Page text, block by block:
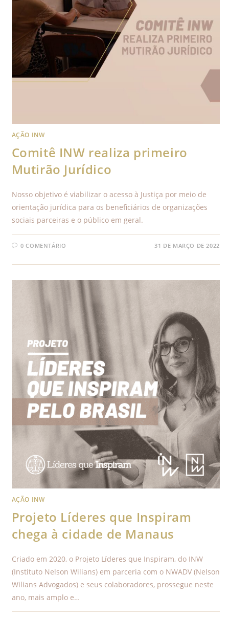
AÇÃO INW
Comitê INW realiza primeiro
Mutirão Jurídico
Nosso objetivo é viabilizar o acesso à Justiça por meio de
orientação jurídica para os beneficiários de organizações
sociais parceiras e o público em geral.
0 COMENTÁRIO 31 DE MARÇO DE 2022
AÇÃO INW
Projeto Líderes que Inspiram
chega à cidade de Manaus
Criado em 2020, o Projeto Líderes que Inspiram, do INW
(Instituto Nelson Wilians) em parceria com o NWADV (Nelson
Wilians Advogados) e seus colaboradores, prossegue neste
ano, mais amplo e…